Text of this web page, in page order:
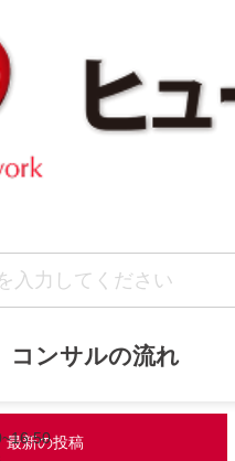
コンサルの流れ
最新の投稿